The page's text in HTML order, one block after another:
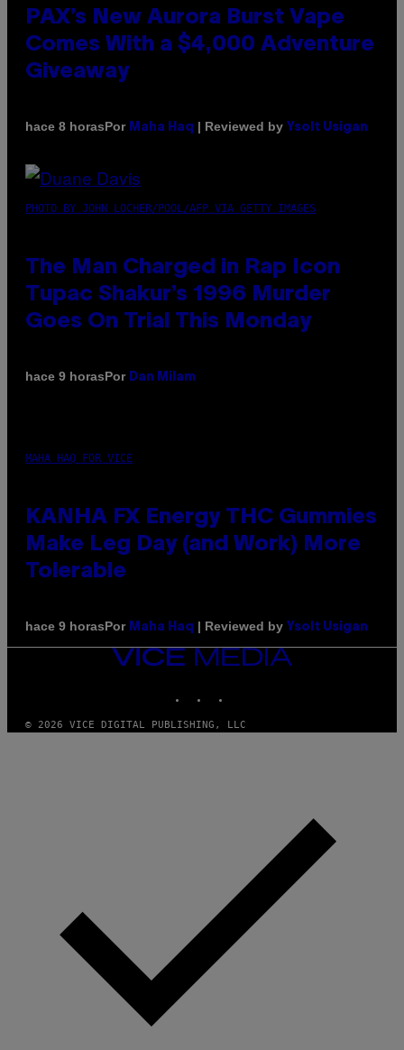
PAX’s New Aurora Burst Vape
Comes With a $4,000 Adventure
Giveaway
hace 8 horasPor Maha Haq | Reviewed by Ysolt Usigan
PHOTO BY JOHN LOCHER/POOL/AFP VIA GETTY IMAGES
The Man Charged in Rap Icon
Tupac Shakur’s 1996 Murder
Goes On Trial This Monday
hace 9 horasPor Dan Milam
MAHA HAQ FOR VICE
KANHA FX Energy THC Gummies
Make Leg Day (and Work) More
Tolerable
hace 9 horasPor Maha Haq | Reviewed by Ysolt Usigan
VICE
MEDIA
© 2026 VICE DIGITAL PUBLISHING, LLC